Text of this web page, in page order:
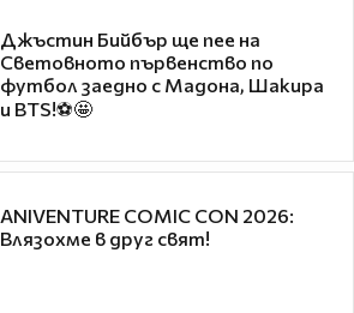
Джъстин Бийбър ще пее на
Световното първенство по
футбол заедно с Мадона, Шакира
и BTS!⚽🤩
ANIVENTURE COMIC CON 2026:
Влязохме в друг свят!